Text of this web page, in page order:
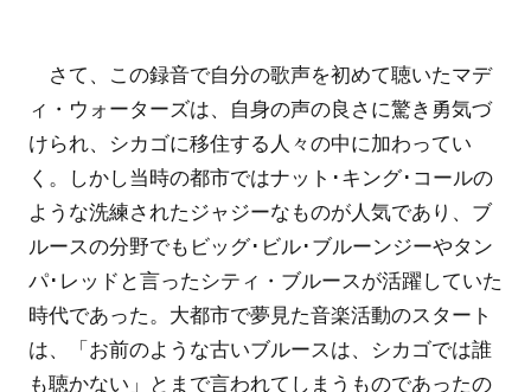
さて、この録音で自分の歌声を初めて聴いたマデ
ィ・ウォーターズは、自身の声の良さに驚き勇気づ
けられ、シカゴに移住する人々の中に加わってい
く。しかし当時の都市ではナット･キング･コールの
ような洗練されたジャジーなものが人気であり、ブ
ルースの分野でもビッグ･ビル･ブルーンジーやタン
パ･レッドと言ったシティ・ブルースが活躍していた
時代であった。大都市で夢見た音楽活動のスタート
は、「お前のような古いブルースは、シカゴでは誰
も聴かない」とまで言われてしまうものであったの